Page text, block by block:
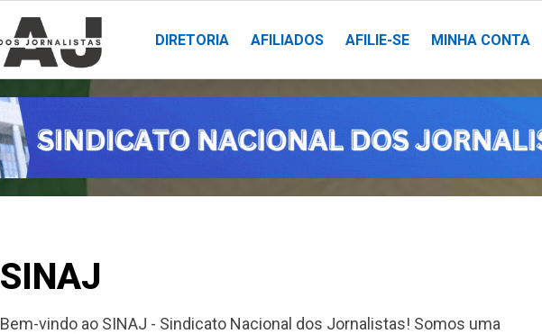
DIRETORIA AFILIADOS AFILIE-SE MINHA CONTA
SINAJ
Bem-vindo ao SINAJ - Sindicato Nacional dos Jornalistas! Somos uma